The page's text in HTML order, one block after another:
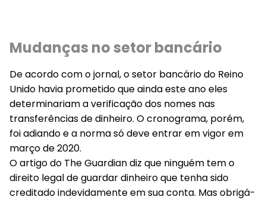
Mudanças no setor bancário
De acordo com o jornal, o setor bancário do Reino
Unido havia prometido que ainda este ano eles
determinariam a verificação dos nomes nas
transferências de dinheiro. O cronograma, porém,
foi adiando e a norma só deve entrar em vigor em
março de 2020.
O artigo do The Guardian diz que ninguém tem o
direito legal de guardar dinheiro que tenha sido
creditado indevidamente em sua conta. Mas obrigá-